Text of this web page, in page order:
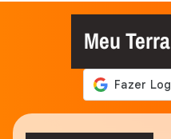
Meu Terra